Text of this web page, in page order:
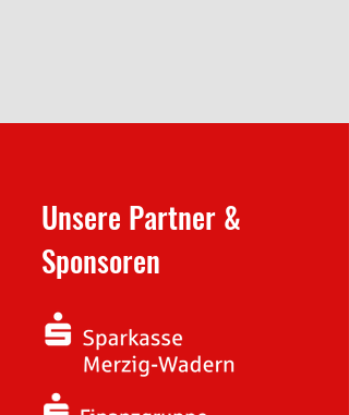
Unsere Partner &
Sponsoren